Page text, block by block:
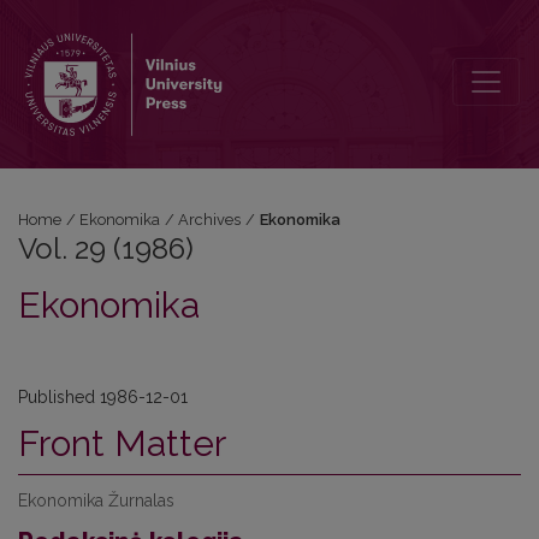
Home / Ekonomika / Archives / Ekonomika
Vol. 29 (1986)
Ekonomika
Published 1986-12-01
Front Matter
Ekonomika Žurnalas